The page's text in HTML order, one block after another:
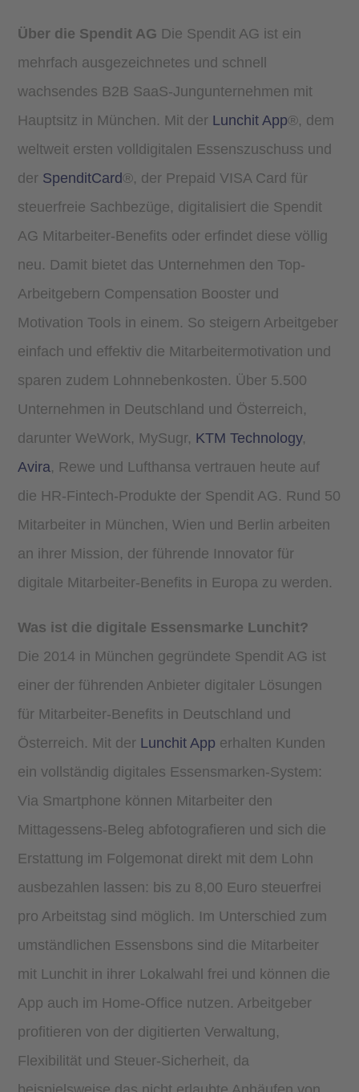
Über die Spendit AG Die Spendit AG ist ein
mehrfach ausgezeichnetes und schnell
wachsendes B2B SaaS-Jungunternehmen mit
Hauptsitz in München. Mit der Lunchit App®, dem
weltweit ersten volldigitalen Essenszuschuss und
der SpenditCard®, der Prepaid VISA Card für
steuerfreie Sachbezüge, digitalisiert die Spendit
AG Mitarbeiter-Benefits oder erfindet diese völlig
neu. Damit bietet das Unternehmen den Top-
Arbeitgebern Compensation Booster und
Motivation Tools in einem. So steigern Arbeitgeber
einfach und effektiv die Mitarbeitermotivation und
sparen zudem Lohnnebenkosten. Über 5.500
Unternehmen in Deutschland und Österreich,
darunter WeWork, MySugr, KTM Technology,
Avira, Rewe und Lufthansa vertrauen heute auf
die HR-Fintech-Produkte der Spendit AG. Rund 50
Mitarbeiter in München, Wien und Berlin arbeiten
an ihrer Mission, der führende Innovator für
digitale Mitarbeiter-Benefits in Europa zu werden.
Was ist die digitale Essensmarke Lunchit?
Die 2014 in München gegründete Spendit AG ist
einer der führenden Anbieter digitaler Lösungen
für Mitarbeiter-Benefits in Deutschland und
Österreich. Mit der Lunchit App erhalten Kunden
ein vollständig digitales Essensmarken-System:
Via Smartphone können Mitarbeiter den
Mittagessens-Beleg abfotografieren und sich die
Erstattung im Folgemonat direkt mit dem Lohn
ausbezahlen lassen: bis zu 8,00 Euro steuerfrei
pro Arbeitstag sind möglich. Im Unterschied zum
umständlichen Essensbons sind die Mitarbeiter
mit Lunchit in ihrer Lokalwahl frei und können die
App auch im Home-Office nutzen. Arbeitgeber
profitieren von der digitierten Verwaltung,
Flexibilität und Steuer-Sicherheit, da